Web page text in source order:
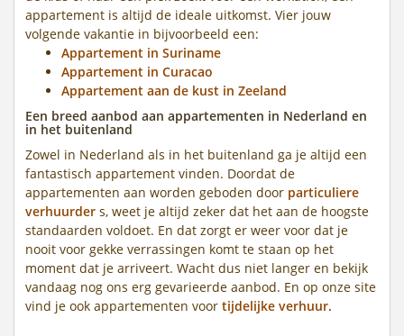
appartement is altijd de ideale uitkomst. Vier jouw
volgende vakantie in bijvoorbeeld een:
Appartement in Suriname
Appartement in Curacao
Appartement aan de kust in Zeeland
Een breed aanbod aan appartementen in Nederland en
in het buitenland
Zowel in Nederland als in het buitenland ga je altijd een
fantastisch appartement vinden. Doordat de
appartementen aan worden geboden door particuliere
verhuurder s, weet je altijd zeker dat het aan de hoogste
standaarden voldoet. En dat zorgt er weer voor dat je
nooit voor gekke verrassingen komt te staan op het
moment dat je arriveert. Wacht dus niet langer en bekijk
vandaag nog ons erg gevarieerde aanbod. En op onze site
vind je ook appartementen voor tijdelijke verhuur.